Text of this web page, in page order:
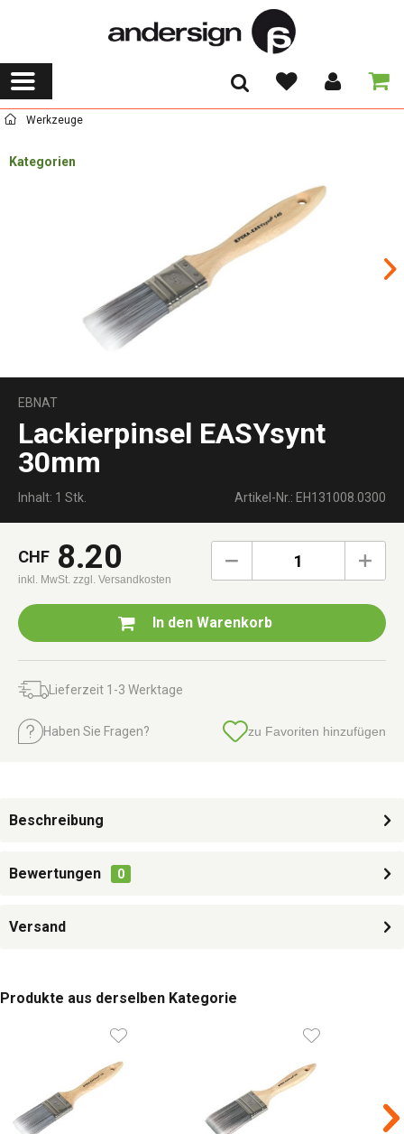
Werkzeuge
Kategorien
EBNAT
Lackierpinsel EASYsynt
30mm
Inhalt: 1 Stk. Artikel-Nr.: EH131008.0300
CHF 8.20
inkl. MwSt. zzgl. Versandkosten
1
In den Warenkorb
Lieferzeit 1-3 Werktage
Haben Sie Fragen? zu Favoriten hinzufügen
Beschreibung
Bewertungen 0
Versand
Produkte aus derselben Kategorie